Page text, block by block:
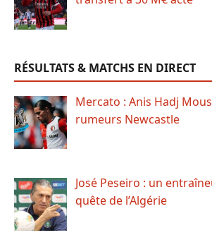
RÉSULTATS & MATCHS EN DIRECT
Mercato : Anis Hadj
rumeurs Newcastle
José Peseiro : un
quête de l’Algérie